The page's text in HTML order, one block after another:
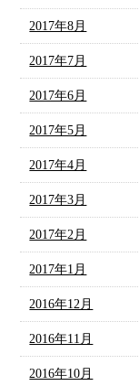
2017年8月
2017年7月
2017年6月
2017年5月
2017年4月
2017年3月
2017年2月
2017年1月
2016年12月
2016年11月
2016年10月